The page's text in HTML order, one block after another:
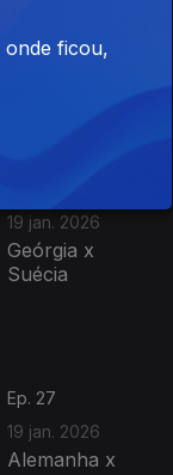
Montenegro x
19 jan. 2026
Geórgia x
Suécia
Ep. 27
19 jan. 2026
Alemanha x
onde ficou,